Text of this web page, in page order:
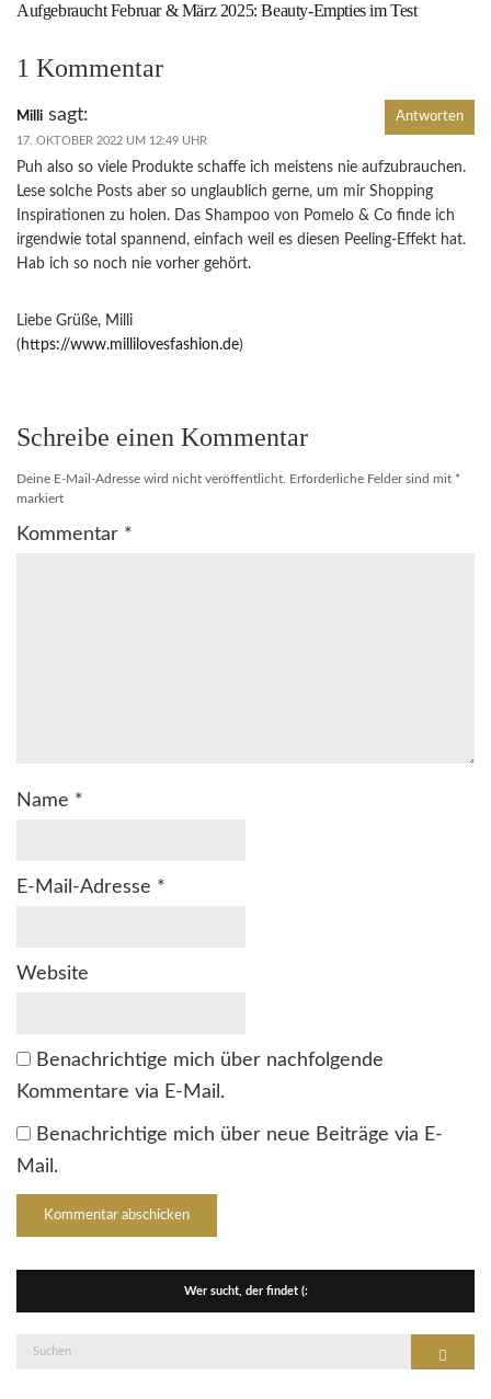
Aufgebraucht Februar & März 2025: Beauty-Empties im Test
1 Kommentar
Milli sagt:
17. OKTOBER 2022 UM 12:49 UHR
Puh also so viele Produkte schaffe ich meistens nie aufzubrauchen.
Lese solche Posts aber so unglaublich gerne, um mir Shopping
Inspirationen zu holen. Das Shampoo von Pomelo & Co finde ich
irgendwie total spannend, einfach weil es diesen Peeling-Effekt hat.
Hab ich so noch nie vorher gehört.
Liebe Grüße, Milli
( https://www.millilovesfashion.de)
Antworten
Schreibe einen Kommentar
Deine E-Mail-Adresse wird nicht veröffentlicht. Erforderliche Felder sind mit *
markiert
Kommentar *
Name *
E-Mail-Adresse *
Website
Benachrichtige mich über nachfolgende
Kommentare via E-Mail.
Benachrichtige mich über neue Beiträge via E-
Mail.
Wer sucht, der findet (:
Suche